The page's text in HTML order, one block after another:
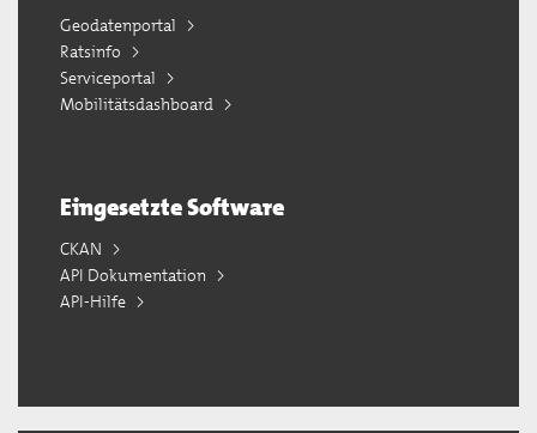
Geodatenportal
Ratsinfo
Serviceportal
Mobilitätsdashboard
Eingesetzte Software
CKAN
API Dokumentation
API-Hilfe